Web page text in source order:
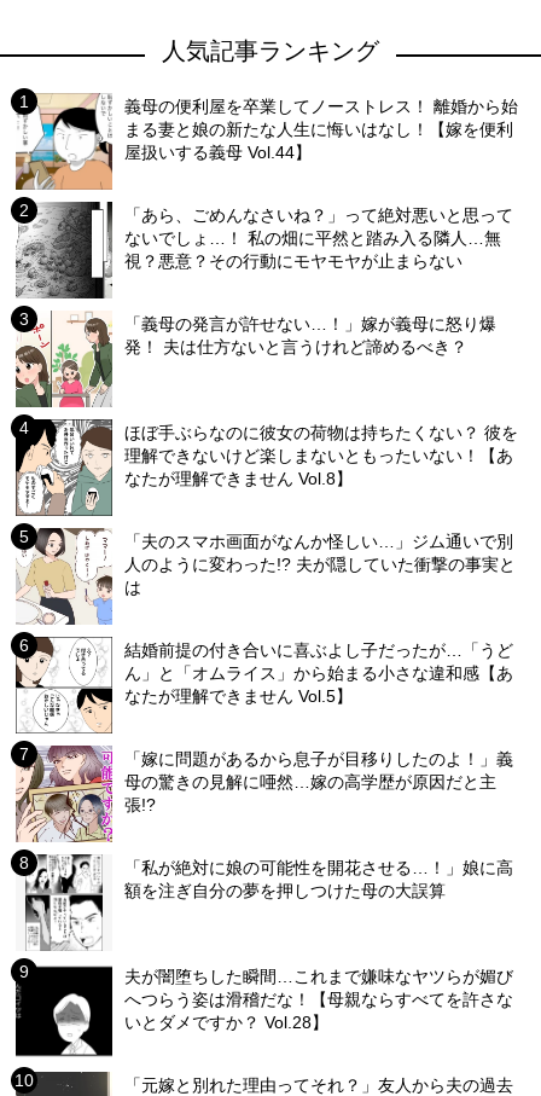
人気記事ランキング
義母の便利屋を卒業してノーストレス！ 離婚から始
まる妻と娘の新たな人生に悔いはなし！【嫁を便利
屋扱いする義母 Vol.44】
「あら、ごめんなさいね？」って絶対悪いと思って
ないでしょ…！ 私の畑に平然と踏み入る隣人…無
視？悪意？その行動にモヤモヤが止まらない
「義母の発言が許せない…！」嫁が義母に怒り爆
発！ 夫は仕方ないと言うけれど諦めるべき？
ほぼ手ぶらなのに彼女の荷物は持ちたくない？ 彼を
理解できないけど楽しまないともったいない！【あ
なたが理解できません Vol.8】
「夫のスマホ画面がなんか怪しい…」ジム通いで別
人のように変わった!? 夫が隠していた衝撃の事実と
は
結婚前提の付き合いに喜ぶよし子だったが…「うど
ん」と「オムライス」から始まる小さな違和感【あ
なたが理解できません Vol.5】
「嫁に問題があるから息子が目移りしたのよ！」義
母の驚きの見解に唖然…嫁の高学歴が原因だと主
張!?
「私が絶対に娘の可能性を開花させる…！」娘に高
額を注ぎ自分の夢を押しつけた母の大誤算
夫が闇堕ちした瞬間…これまで嫌味なヤツらが媚び
へつらう姿は滑稽だな！【母親ならすべてを許さな
いとダメですか？ Vol.28】
「元嫁と別れた理由ってそれ？」友人から夫の過去